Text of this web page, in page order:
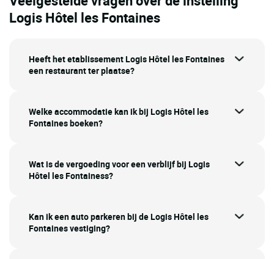
Logis Hôtel les Fontaines
Heeft het etablissement Logis Hôtel les Fontaines
een restaurant ter plaatse?
Welke accommodatie kan ik bij Logis Hôtel les
Fontaines boeken?
Wat is de vergoeding voor een verblijf bij Logis
Hôtel les Fontainess?
Kan ik een auto parkeren bij de Logis Hôtel les
Fontaines vestiging?